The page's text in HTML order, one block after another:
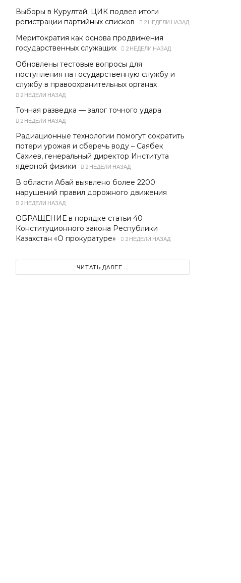
Выборы в Курултай: ЦИК подвел итоги
регистрации партийных списков
2 НЕДЕЛИ НАЗАД
Меритократия как основа продвижения
государственных служащих
2 НЕДЕЛИ НАЗАД
Обновлены тестовые вопросы для
поступления на государственную службу и
службу в правоохранительных органах
2 НЕДЕЛИ НАЗАД
Точная разведка — залог точного удара
2 НЕДЕЛИ НАЗАД
Радиационные технологии помогут сократить
потери урожая и сберечь воду – Саябек
Сахиев, генеральный директор Института
ядерной физики
2 НЕДЕЛИ НАЗАД
В области Абай выявлено более 2200
нарушений правил дорожного движения
2 НЕДЕЛИ НАЗАД
ОБРАЩЕНИЕ в порядке статьи 40
Конституционного закона Республики
Казахстан «О прокуратуре»
2 НЕДЕЛИ НАЗАД
ЧИТАТЬ ДАЛЕЕ ...